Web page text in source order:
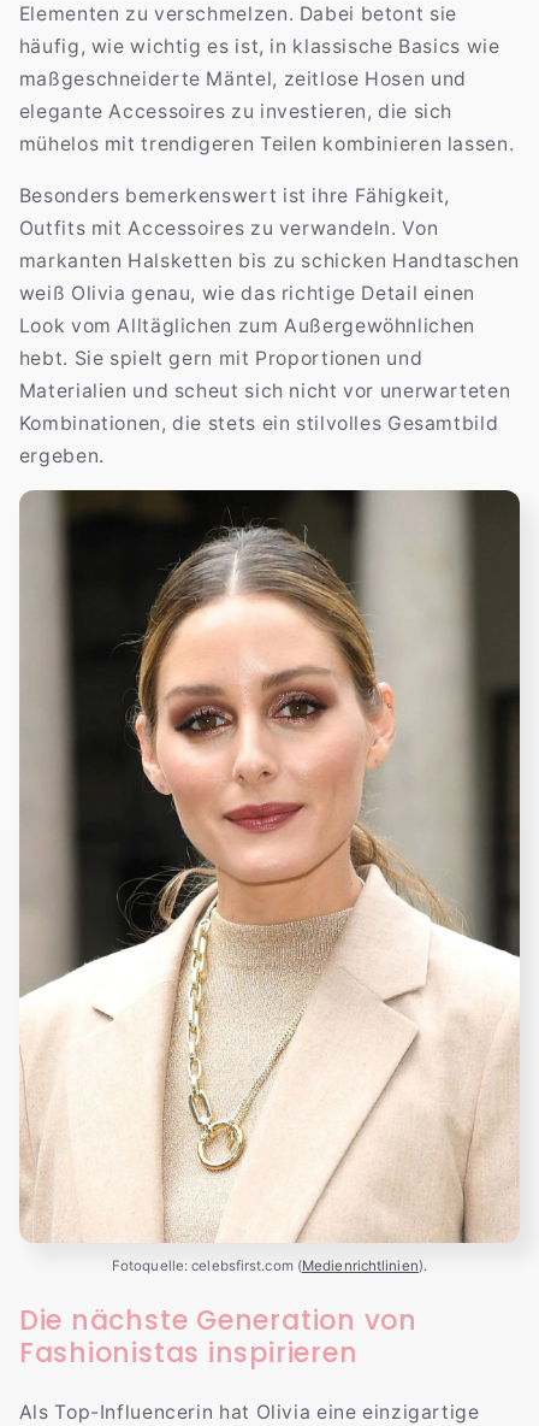
Elementen zu verschmelzen. Dabei betont sie
häufig, wie wichtig es ist, in klassische Basics wie
maßgeschneiderte Mäntel, zeitlose Hosen und
elegante Accessoires zu investieren, die sich
mühelos mit trendigeren Teilen kombinieren lassen.
Besonders bemerkenswert ist ihre Fähigkeit,
Outfits mit Accessoires zu verwandeln. Von
markanten Halsketten bis zu schicken Handtaschen
weiß Olivia genau, wie das richtige Detail einen
Look vom Alltäglichen zum Außergewöhnlichen
hebt. Sie spielt gern mit Proportionen und
Materialien und scheut sich nicht vor unerwarteten
Kombinationen, die stets ein stilvolles Gesamtbild
ergeben.
Fotoquelle: celebsfirst.com (Medienrichtlinien).
Die nächste Generation von
Fashionistas inspirieren
Als Top-Influencerin hat Olivia eine einzigartige